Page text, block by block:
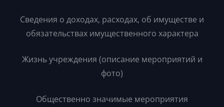
Сведения о доходах, расходах, об имуществе и
обязательствах имущественного характера
Жизнь учреждения (описание мероприятий и
фото)
Общественно значимые мероприятия